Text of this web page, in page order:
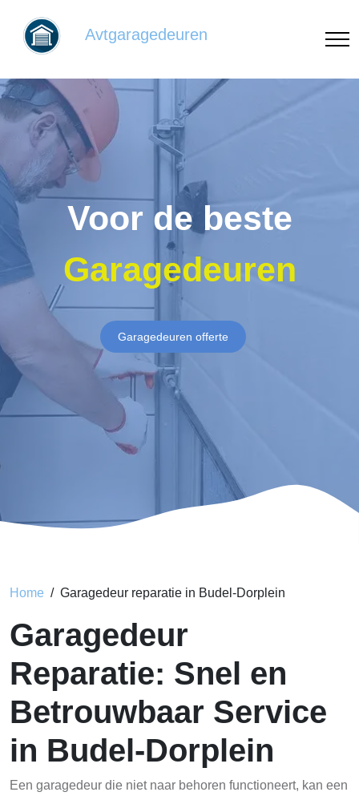
Avtgaragedeuren
Voor de beste
Garagedeuren
Garagedeuren offerte
Home Garagedeur reparatie in Budel-Dorplein
Garagedeur
Reparatie: Snel en
Betrouwbaar Service
in Budel-Dorplein
Een garagedeur die niet naar behoren functioneert, kan een